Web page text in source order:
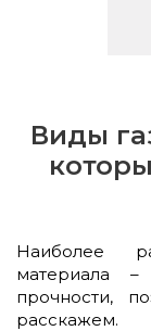
Виды
Наиболее
материала
прочности,
расскажем.